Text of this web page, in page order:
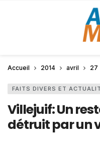
Accueil 2014 avril 27
FAITS DIVERS ET
Villejuif: Un
détruit par un